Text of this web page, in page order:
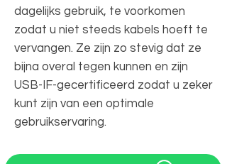
dagelijks gebruik, te voorkomen
zodat u niet steeds kabels hoeft te
vervangen. Ze zijn zo stevig dat ze
bijna overal tegen kunnen en zijn
USB-IF-gecertificeerd zodat u zeker
kunt zijn van een optimale
gebruikservaring.